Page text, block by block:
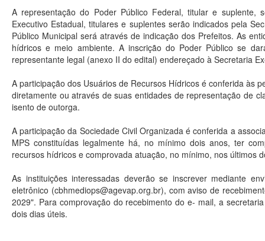
A representação do Poder Público Federal, titular e suplente,
Executivo Estadual, titulares e suplentes serão indicados pela
Público Municipal será através de indicação dos Prefeitos. As
hídricos e meio ambiente. A inscrição do Poder Público se
representante legal (anexo II do edital) endereçado à Secretaria
A participação dos Usuários de Recursos Hídricos é conferida às
diretamente ou através de suas entidades de representação de
isento de outorga.
A participação da Sociedade Civil Organizada é conferida a
MPS constituídas legalmente há, no mínimo dois anos, ter
recursos hídricos e comprovada atuação, no mínimo, nos últimos
As instituições interessadas deverão se inscrever mediante
eletrônico (cbhmediops@agevap.org.br), com aviso de
2029". Para comprovação do recebimento do e- mail, a
dois dias úteis.